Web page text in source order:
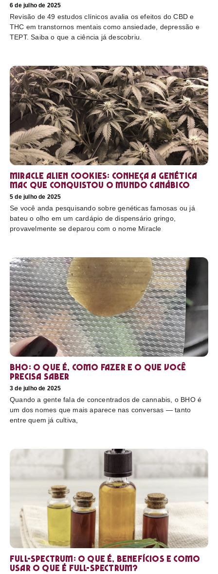
6 de julho de 2025
Revisão de 49 estudos clínicos avalia os efeitos do CBD e
THC em transtornos mentais como ansiedade, depressão e
TEPT. Saiba o que a ciência já descobriu.
Miracle Alien Cookies: conheça a genética
MAC que conquistou o mundo canábico
5 de julho de 2025
Se você anda pesquisando sobre genéticas famosas ou já
bateu o olho em um cardápio de dispensário gringo,
provavelmente se deparou com o nome Miracle
BHO: o que é, como fazer e o que você
precisa saber
3 de julho de 2025
Quando a gente fala de concentrados de cannabis, o BHO é
um dos nomes que mais aparece nas conversas — tanto
entre quem já cultiva,
Full-Spectrum: O que é, benefícios e como
usar O que é full-spectrum?